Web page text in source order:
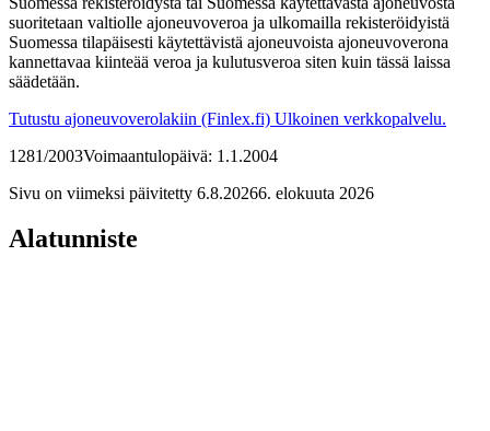
suoritetaan valtiolle ajoneuvoveroa ja ulkomailla rekisteröidyistä
Suomessa tilapäisesti käytettävistä ajoneuvoista ajoneuvoverona
kannettavaa kiinteää veroa ja kulutusveroa siten kuin tässä laissa
säädetään.
Tutustu ajoneuvoverolakiin (Finlex.fi) Ulkoinen verkkopalvelu.
1281/2003Voimaantulopäivä: 1.1.2004
Sivu on viimeksi päivitetty 6.8.20266. elokuuta 2026
Alatunniste